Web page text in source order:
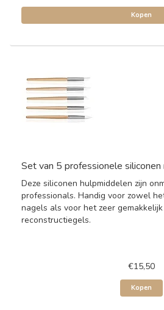
Kopen
Set van 5 professionele siliconen
Deze siliconen hulpmiddelen zijn
professionals. Handig voor zowel
nagels als voor het zeer
reconstructiegels.
€15,50
Kopen